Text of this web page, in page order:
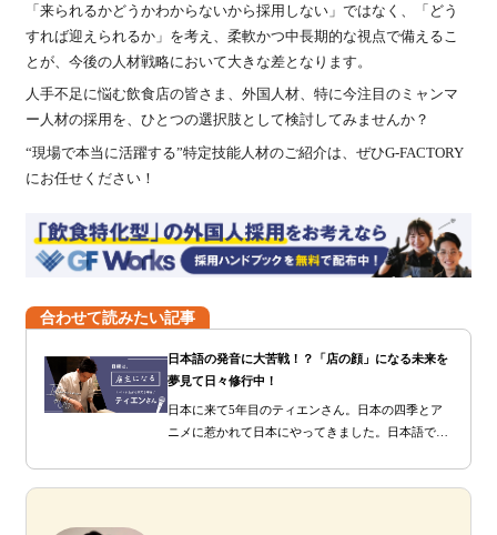
「来られるかどうかわからないから採用しない」ではなく、「どう
すれば迎えられるか」を考え、柔軟かつ中長期的な視点で備えるこ
とが、今後の人材戦略において大きな差となります。
人手不足に悩む飲食店の皆さま、外国人材、特に今注目のミャンマ
ー人材の採用を、ひとつの選択肢として検討してみませんか？
“現場で本当に活躍する”特定技能人材のご紹介は、ぜひG-FACTORY
にお任せください！
合わせて読みたい記事
日本語の発音に大苦戦！？「店の顔」になる未来を
夢見て日々修行中！
日本に来て5年目のティエンさん。日本の四季とア
ニメに惹かれて日本にやってきました。日本語で冗